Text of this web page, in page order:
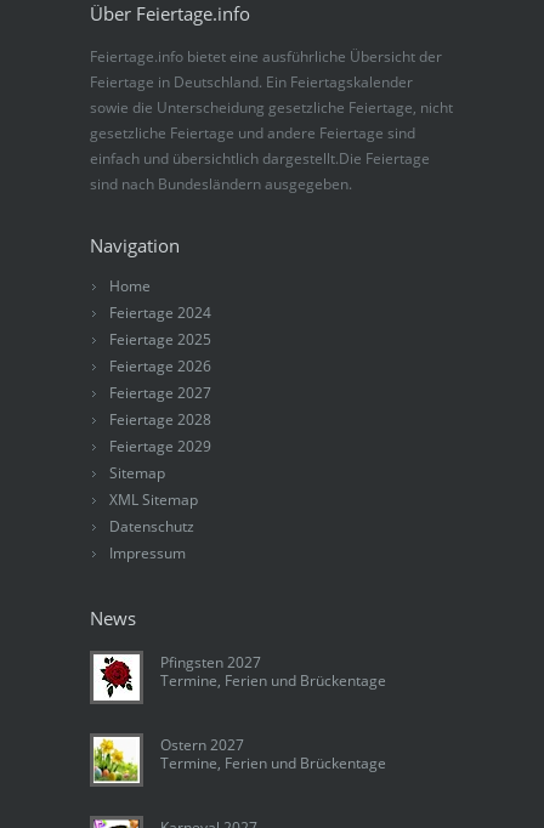
Über Feiertage.info
Feiertage.info bietet eine ausführliche Übersicht der
Feiertage in Deutschland. Ein Feiertagskalender
sowie die Unterscheidung gesetzliche Feiertage, nicht
gesetzliche Feiertage und andere Feiertage sind
einfach und übersichtlich dargestellt.Die Feiertage
sind nach Bundesländern ausgegeben.
Navigation
Home
Feiertage 2024
Feiertage 2025
Feiertage 2026
Feiertage 2027
Feiertage 2028
Feiertage 2029
Sitemap
XML Sitemap
Datenschutz
Impressum
News
Pfingsten 2027
Termine, Ferien und Brückentage
Ostern 2027
Termine, Ferien und Brückentage